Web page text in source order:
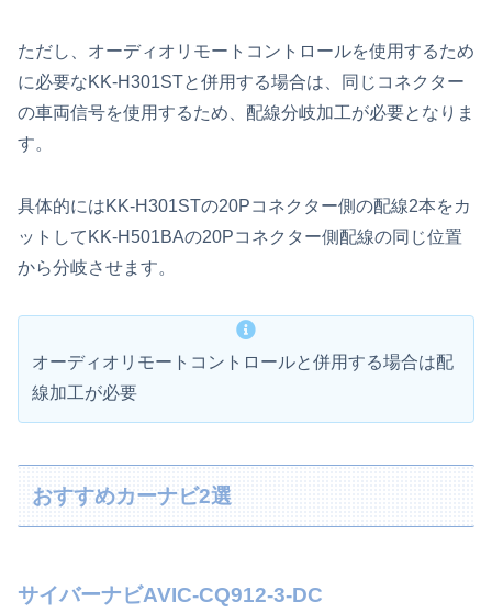
ただし、オーディオリモートコントロールを使用するため
に必要なKK-H301STと併用する場合は、同じコネクター
の車両信号を使用するため、配線分岐加工が必要となりま
す。
具体的にはKK-H301STの20Pコネクター側の配線2本をカ
ットしてKK-H501BAの20Pコネクター側配線の同じ位置
から分岐させます。
オーディオリモートコントロールと併用する場合は配
線加工が必要
おすすめカーナビ2選
サイバーナビAVIC-CQ912-3-DC